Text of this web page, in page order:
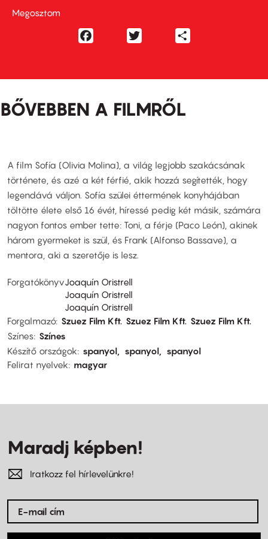
Megosztom
Facebook
BŐVEBBEN A FILMRŐL
A film Sofía (Olivia Molina), a világ legjobb szakácsának
története, és azé a két férfié, akik hozzá segítették, hogy
legendává váljon. Sofía szülei éttermének konyhájában
töltötte élete első 16 évét, híressé pedig két másik, számára
nagyon fontos ember tette: Toni, a férje (Paco León), akinek
három gyermeket is szül, és Frank (Alfonso Bassave), a
mentora, aki a szeretője is lesz.
ForgatókönyvJoaquín Oristrell
Joaquín Oristrell
Joaquín Oristrell
Forgalmazó Szuez Film Kft. Szuez Film Kft. Szuez Film Kft.
Színes Színes
Készítő országok
spanyol spanyol
spanyol
Felirat nyelvek
magyar
Maradj képben!
Iratkozz fel hírlevelünkre!